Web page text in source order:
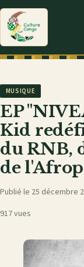
MUSIQUE
EP
Kid
du RNB,
de
Publié le 25 décembre
917 vues